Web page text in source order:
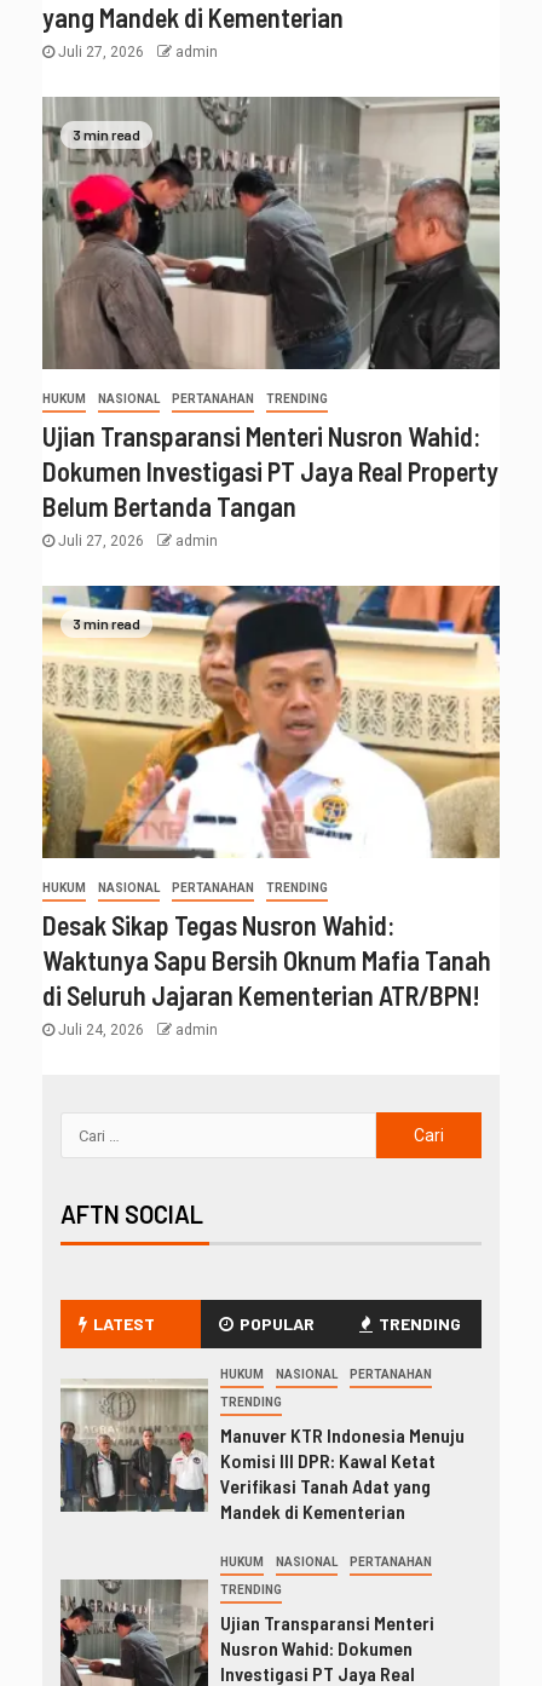
yang Mandek di Kementerian
Juli 27, 2026 admin
3 min read
HUKUM NASIONAL PERTANAHAN TRENDING
Ujian Transparansi Menteri Nusron Wahid:
Dokumen Investigasi PT Jaya Real Property
Belum Bertanda Tangan
Juli 27, 2026 admin
3 min read
HUKUM NASIONAL PERTANAHAN TRENDING
Desak Sikap Tegas Nusron Wahid:
Waktunya Sapu Bersih Oknum Mafia Tanah
di Seluruh Jajaran Kementerian ATR/BPN!
Juli 24, 2026 admin
AFTN SOCIAL
LATEST POPULAR TRENDING
HUKUM NASIONAL PERTANAHAN
TRENDING
Manuver KTR Indonesia Menuju
Komisi III DPR: Kawal Ketat
Verifikasi Tanah Adat yang
Mandek di Kementerian
HUKUM NASIONAL PERTANAHAN
TRENDING
Ujian Transparansi Menteri
Nusron Wahid: Dokumen
Investigasi PT Jaya Real